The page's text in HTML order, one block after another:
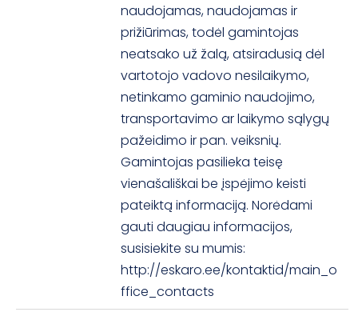
naudojamas, naudojamas ir
prižiūrimas, todėl gamintojas
neatsako už žalą, atsiradusią dėl
vartotojo vadovo nesilaikymo,
netinkamo gaminio naudojimo,
transportavimo ar laikymo sąlygų
pažeidimo ir pan. veiksnių.
Gamintojas pasilieka teisę
vienašališkai be įspėjimo keisti
pateiktą informaciją. Norėdami
gauti daugiau informacijos,
susisiekite su mumis:
http://eskaro.ee/kontaktid/main_o
ffice_contacts